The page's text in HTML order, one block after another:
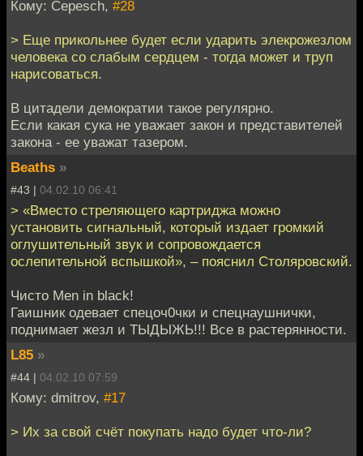
Кому: Cepesch, #28
> Еще прикольнее будет если ударить элекрожезлом
человека со слабым сердцем - тогда может и труп
нарисоваться.
В цитадели демократии такое регулярно.
Если какая сука не уважает закон и представителей
закона - ее уважат тазером.
Beaths »
#43 | 04.02.10 06:41
> «Вместо стреляющего картриджа можно
установить сигнальный, который издает громкий
оглушительный звук и сопровождается
ослепительной вспышкой», – пояснил Столяровский.
Чисто Men in black!
Гаишник одевает спецоч0чки и спецнаушнички,
поднимает жезл и ТЫДЫЖЬ!!! Все в растерянности.
L85 »
#44 | 04.02.10 07:59
Кому: dmitrov, #17
> Их за свой счёт покупать надо будет что-ли?